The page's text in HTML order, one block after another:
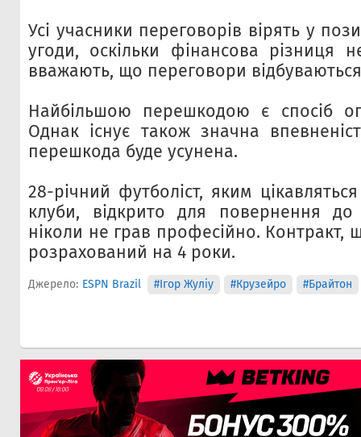
Усі учасники переговорів вірять у
угоди, оскільки фінансова різниця
вважають, що переговори
Найбільшою перешкодою є спосіб
Однак існує також значна
перешкода буде усунена.
28-річний футболіст, яким
клуби, відкрито для повернення до
ніколи не грав професійно. Контракт,
розрахований на 4 роки.
Джерело: ESPN Brazil #Ігор Жуліу #Крузейро #Брайтон